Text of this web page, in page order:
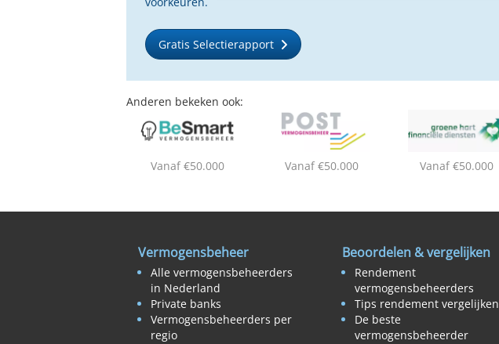
Gratis Selectierapport
Anderen bekeken ook:
Vanaf €50.000 Vanaf €50.000 Vanaf €50.000
Vermogensbeheer
Alle vermogensbeheerders
in Nederland
Private banks
Vermogensbeheerders per
regio
Beoordelen & vergelijken
Rendement
vermogensbeheerders
Tips rendement vergelijken
De beste
vermogensbeheerder